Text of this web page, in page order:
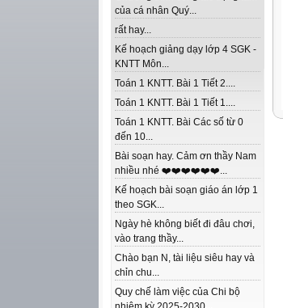
của cá nhân Quý...
rất hay...
Kế hoạch giảng dạy lớp 4 SGK -
KNTT Môn...
Toán 1 KNTT. Bài 1 Tiết 2....
Toán 1 KNTT. Bài 1 Tiết 1....
Toán 1 KNTT. Bài Các số từ 0
đến 10...
Bài soạn hay. Cảm ơn thầy Nam
nhiều nhé ❤️❤️❤️❤️❤️❤️...
Kế hoạch bài soạn giáo án lớp 1
theo SGK...
Ngày hè không biết đi đâu chơi,
vào trang thầy...
Chào bạn N, tài liệu siêu hay và
chỉn chu...
Quy chế làm việc của Chi bộ